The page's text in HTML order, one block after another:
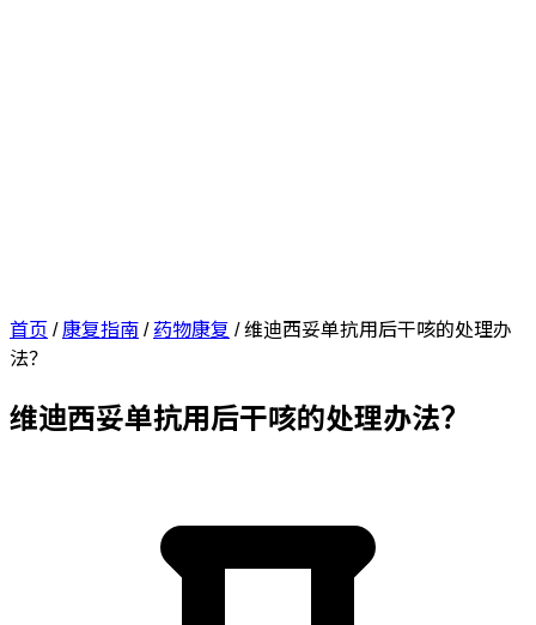
首页 /康复指南/ 药物康复 /维迪西妥单抗用后干咳的处理办
法？
维迪西妥单抗用后干咳的处理办法？